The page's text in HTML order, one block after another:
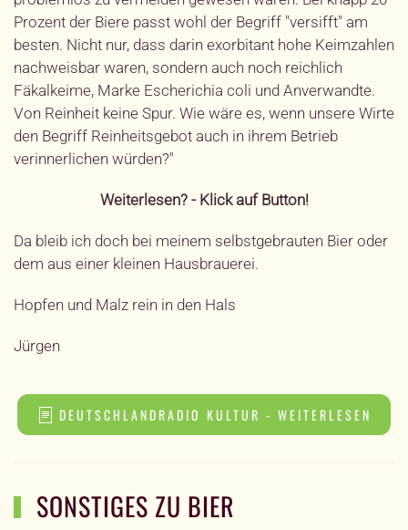
Prozent der Biere passt wohl der Begriff "versifft" am
besten. Nicht nur, dass darin exorbitant hohe Keimzahlen
nachweisbar waren, sondern auch noch reichlich
Fäkalkeime, Marke Escherichia coli und Anverwandte.
Von Reinheit keine Spur. Wie wäre es, wenn unsere Wirte
den Begriff Reinheitsgebot auch in ihrem Betrieb
verinnerlichen würden?"
Weiterlesen? - Klick auf Button!
Da bleib ich doch bei meinem selbstgebrauten Bier oder
dem aus einer kleinen Hausbrauerei.
Hopfen und Malz rein in den Hals
Jürgen
DEUTSCHLANDRADIO KULTUR - WEITERLESEN
SONSTIGES ZU BIER